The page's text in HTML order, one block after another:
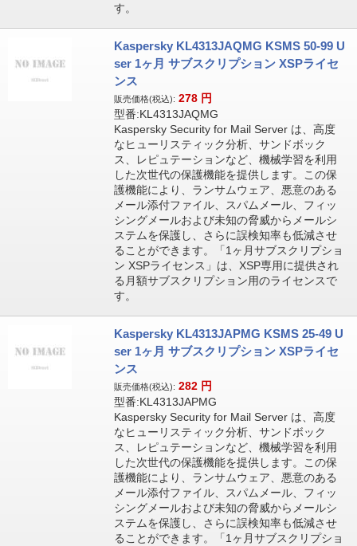
す。
Kaspersky KL4313JAQMG KSMS 50-99 U
ser 1ヶ月 サブスクリプション XSPライセ
ンス
販売価格(税込): 278 円
型番:KL4313JAQMG
Kaspersky Security for Mail Server は、高度
なヒューリスティック分析、サンドボック
ス、レピュテーションなど、機械学習を利用
した次世代の保護機能を提供します。この保
護機能により、ランサムウェア、悪意のある
メール添付ファイル、スパムメール、フィッ
シングメールおよび未知の脅威からメールシ
ステムを保護し、さらに誤検知率も低減させ
ることができます。「1ヶ月サブスクリプショ
ン XSPライセンス」は、XSP専用に提供され
る月額サブスクリプション用のライセンスで
す。
Kaspersky KL4313JAPMG KSMS 25-49 U
ser 1ヶ月 サブスクリプション XSPライセ
ンス
販売価格(税込): 282 円
型番:KL4313JAPMG
Kaspersky Security for Mail Server は、高度
なヒューリスティック分析、サンドボック
ス、レピュテーションなど、機械学習を利用
した次世代の保護機能を提供します。この保
護機能により、ランサムウェア、悪意のある
メール添付ファイル、スパムメール、フィッ
シングメールおよび未知の脅威からメールシ
ステムを保護し、さらに誤検知率も低減させ
ることができます。「1ヶ月サブスクリプショ